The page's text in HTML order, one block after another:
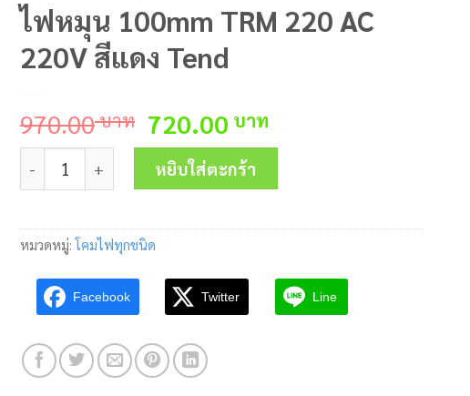
ไฟหมุน 100mm TRM 220 AC
220V สีแดง Tend
970.00บาท Original
price
was:
970.00 บาท.
720.00 บาท
price
720.00 บาท.
จำนวน ไฟหมุน 100mm TRM 220 AC 220V สีแดง Tend ชิ้น
หยิบใส่ตะกร้า
หมวดหมู่:โคมไฟทุกชนิด
Facebook Twitter Line